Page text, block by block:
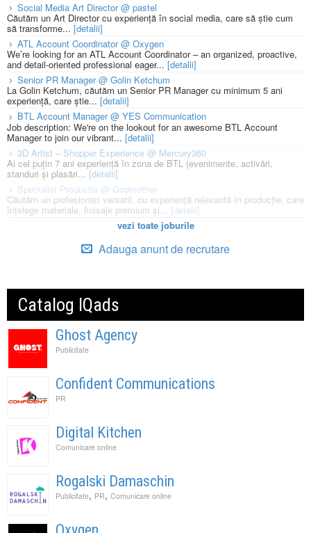
Social Media Art Director @ pastel
Căutăm un Art Director cu experiență în social media, care să știe cum
să transforme... [detalii]
ATL Account Coordinator @ Oxygen
We’re looking for an ATL Account Coordinator – an organized, proactive,
and detail-oriented professional eager... [detalii]
Senior PR Manager @ Golin Ketchum
La Golin Ketchum, căutăm un Senior PR Manager cu minimum 5 ani
experiență, care știe... [detalii]
BTL Account Manager @ YES Communication
Job description: We're on the lookout for an awesome BTL Account
Manager to join our vibrant... [detalii]
3D Artist – Shopper Experience @ Mercury360
Ai cel puțin 7 ani experiență în zona de BTL (evenimente, activări,
standuri și plasări...[detalii]
Specialist Productie @ Godmother
Căutăm un profesionist versatil, cu experiență relevantă în producție, care
înțelege materiale, finisaje premium și... [detalii]
vezi toate joburile
Adauga anunt de recrutare
Catalog IQads
Ghost Agency
Publicitate
Confident Communications
PR
Digital Kitchen
Comunicare online
Rogalski Damaschin
Publicitate, PR, Comunicare online